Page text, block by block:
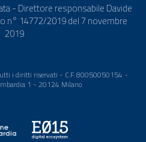
- Direttore responsabile Davide
n° 14772/2019 del 7 novembre
2019
i diritti riservati - C.F. 80050050154 -
1 - 20124 Milano